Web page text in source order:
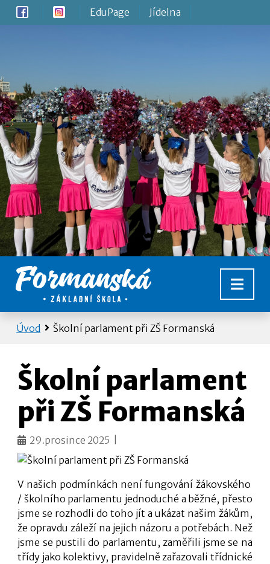
EduPage Jídelna
Úvod Školní parlament při ZŠ Formanská
Školní parlament
při ZŠ Formanská
29.prosince 2025 |
V našich podmínkách není fungování žákovského
/ školního parlamentu jednoduché a běžné, přesto
jsme se rozhodli do toho jít a ukázat našim žákům,
že opravdu záleží na jejich názoru a potřebách. Než
jsme se pustili do parlamentu, zaměřili jsme se na
třídy jako kolektivy, pravidelně zařazovali třídnické